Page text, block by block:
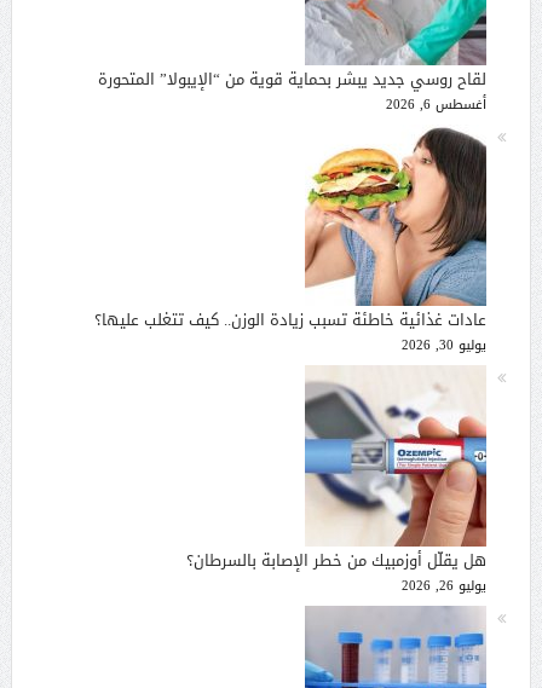
لقاح روسي جديد يبشر بحماية قوية من “الإيبولا” المتحورة
أغسطس 6, 2026
عادات غذائية خاطئة تسبب زيادة الوزن.. كيف تتغلب عليها؟
يوليو 30, 2026
هل يقلّل أوزمبيك من خطر الإصابة بالسرطان؟
يوليو 26, 2026